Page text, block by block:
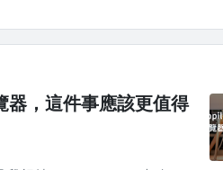
，這件事應該更值得